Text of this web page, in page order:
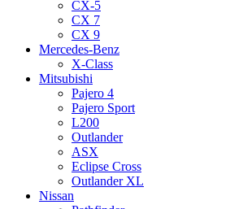
CX-5
CX 7
CX 9
Mercedes-Benz
X-Class
Mitsubishi
Pajero 4
Pajero Sport
L200
Outlander
ASX
Eclipse Cross
Outlander XL
Nissan